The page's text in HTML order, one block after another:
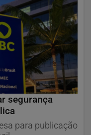
segurança
para publicação